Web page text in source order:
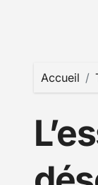
Accueil